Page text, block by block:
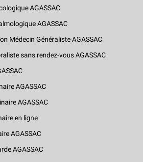
AGASSAC
AGASSAC
Médecin Généraliste AGASSAC
sans rendez-vous AGASSAC
AGASSAC
AGASSAC
en ligne
AGASSAC
AGASSAC